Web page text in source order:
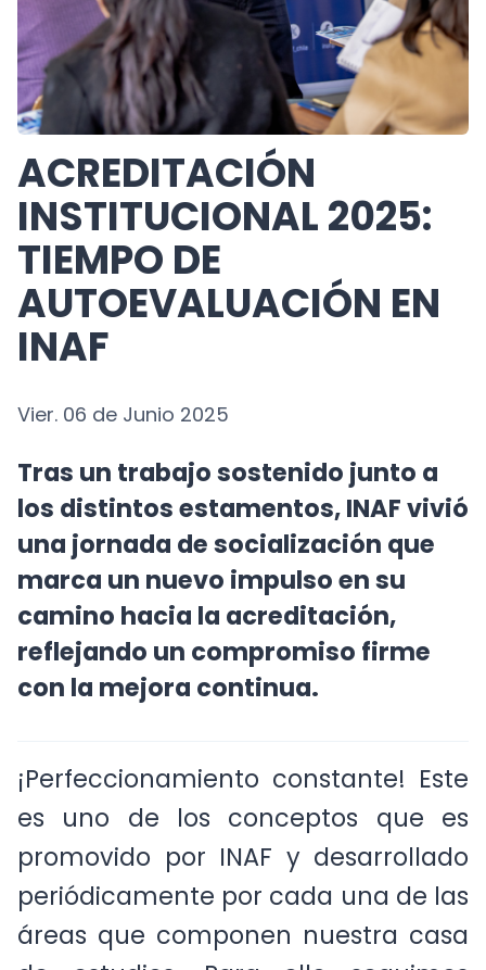
ACREDITACIÓN
INSTITUCIONAL 2025:
TIEMPO DE
AUTOEVALUACIÓN EN
INAF
Vier. 06 de Junio 2025
Tras un trabajo sostenido junto a
los distintos estamentos, INAF vivió
una jornada de socialización que
marca un nuevo impulso en su
camino hacia la acreditación,
reflejando un compromiso firme
con la mejora continua.
¡Perfeccionamiento constante! Este
es uno de los conceptos que es
promovido por INAF y desarrollado
periódicamente por cada una de las
áreas que componen nuestra casa